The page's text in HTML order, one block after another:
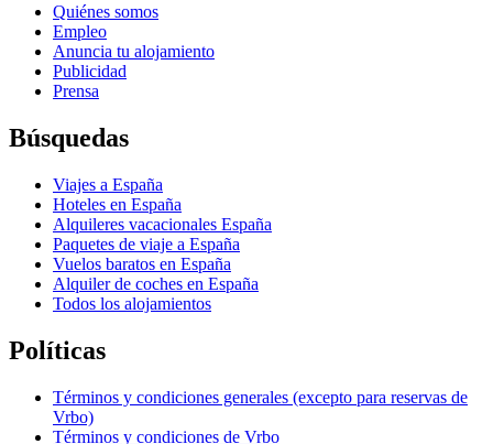
Quiénes somos
Empleo
Anuncia tu alojamiento
Publicidad
Prensa
Búsquedas
Viajes a España
Hoteles en España
Alquileres vacacionales España
Paquetes de viaje a España
Vuelos baratos en España
Alquiler de coches en España
Todos los alojamientos
Políticas
Términos y condiciones generales (excepto para reservas de
Vrbo)
Términos y condiciones de Vrbo